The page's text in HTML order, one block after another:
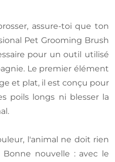
assure-toi que ton
Pet Grooming Brush
pour un outil utilisé
Le premier élément
et plat, il est conçu pour
poils longs ni blesser la
l'animal ne doit rien
Bonne nouvelle : avec le